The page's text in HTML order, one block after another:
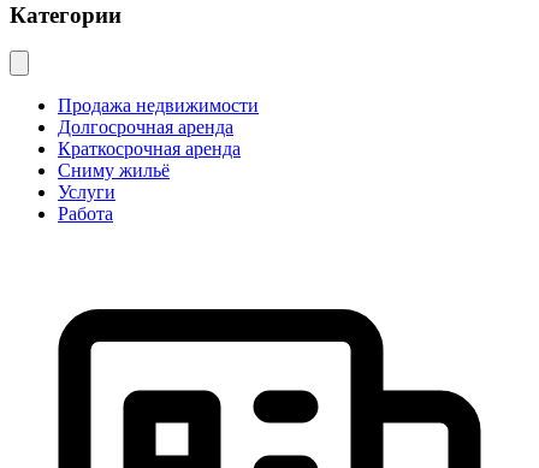
Категории
Продажа недвижимости
Долгосрочная аренда
Краткосрочная аренда
Сниму жильё
Услуги
Работа